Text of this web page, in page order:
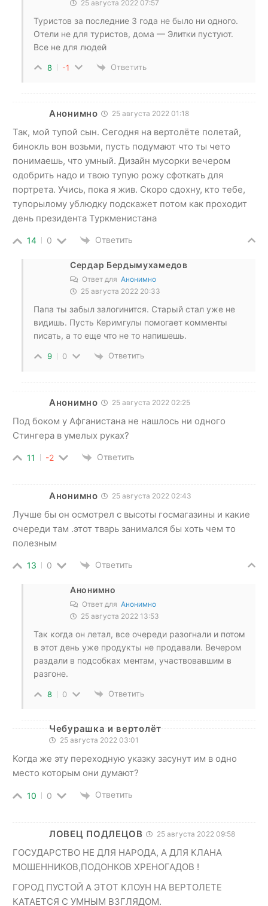
25 августа 2022 07:57
Туристов за последние 3 года не было ни одного.
Отели не для туристов, дома — Элитки пустуют.
Все не для людей
8 -1 Ответить
Анонимно 25 августа 2022 01:18
Так, мой тупой сын. Сегодня на вертолёте полетай,
бинокль вон возьми, пусть подумают что ты чето
понимаешь, что умный. Дизайн мусорки вечером
одобрить надо и твою тупую рожу сфоткать для
портрета. Учись, пока я жив. Скоро сдохну, кто тебе,
тупорылому ублюдку подскажет потом как проходит
день президента Туркменистана
14 0 Ответить
Сердар Бердымухамедов
Ответ для Анонимно
25 августа 2022 20:33
Папа ты забыл залогинится. Старый стал уже не
видишь. Пусть Керимгулы помогает комменты
писать, а то еще что не то напишешь.
9 0 Ответить
Анонимно 25 августа 2022 02:25
Под боком у Афганистана не нашлось ни одного
Стингера в умелых руках?
11 -2 Ответить
Анонимно 25 августа 2022 02:43
Лучше бы он осмотрел с высоты госмагазины и какие
очереди там .этот тварь занимался бы хоть чем то
полезным
13 0 Ответить
Анонимно
Ответ для Анонимно
25 августа 2022 13:53
Так когда он летал, все очереди разогнали и потом
в этот день уже продукты не продавали. Вечером
раздали в подсобках ментам, участвовавшим в
разгоне.
8 0 Ответить
Чебурашка и вертолёт
25 августа 2022 03:01
Когда же эту переходную указку засунут им в одно
место которым они думают?
10 0 Ответить
ЛОВЕЦ ПОДЛЕЦОВ 25 августа 2022 09:58
ГОСУДАРСТВО НЕ ДЛЯ НАРОДА, А ДЛЯ КЛАНА
МОШЕННИКОВ,ПОДОНКОВ ХРЕНОГАДОВ !
ГОРОД ПУСТОЙ А ЭТОТ КЛОУН НА ВЕРТОЛЕТЕ
КАТАЕТСЯ С УМНЫМ ВЗГЛЯДОМ.